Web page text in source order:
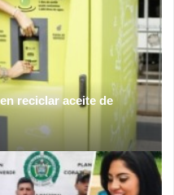
reciclar aceite de
cocina, para generar
se instaló en el Mercado